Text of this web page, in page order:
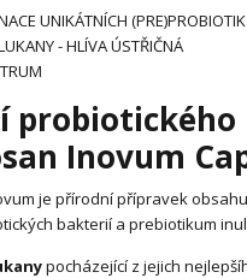
UNIKÁTNÍCH (PRE)PROBIOTIK
- HLÍVA ÚSTŘIČNÁ
Inovum
je přírodní přípravek
bakterií a prebiotikum
pocházející z jejich